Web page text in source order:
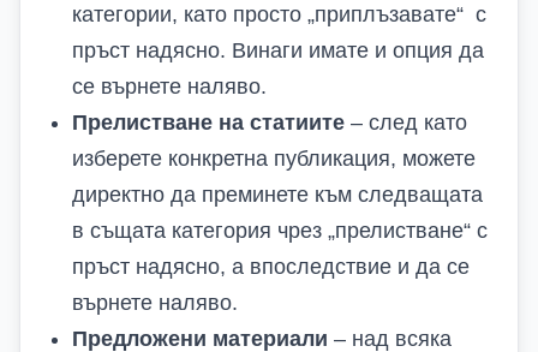
категории, като просто „приплъзавате“ с
пръст надясно. Винаги имате и опция да
се върнете наляво.
Прелистване на статиите – след като
изберете конкретна публикация, можете
директно да преминете към следващата
в същата категория чрез „прелистване“ с
пръст надясно, а впоследствие и да се
върнете наляво.
Предложени материали – над всяка